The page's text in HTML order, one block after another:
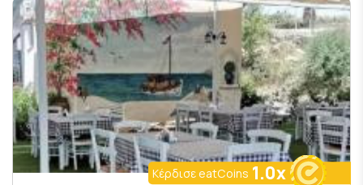
Κέρδισε eatCoins 1.0x